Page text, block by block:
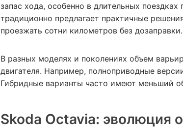
запас хода, особенно в длительных
традиционно предлагает практичные
проезжать сотни километров без дозаправки.
В разных моделях и поколениях объем
двигателя. Например, полноприводные
Гибридные варианты часто имеют меньший
Skoda Octavia: эволюция